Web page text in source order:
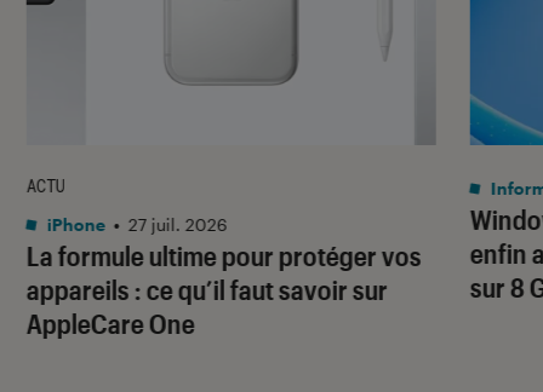
La formule ultime pour protéger vos
appareils : ce qu’il faut savoir sur
AppleCare One
ACTU
iPhone • 27 juil. 2026
enfin
sur 8